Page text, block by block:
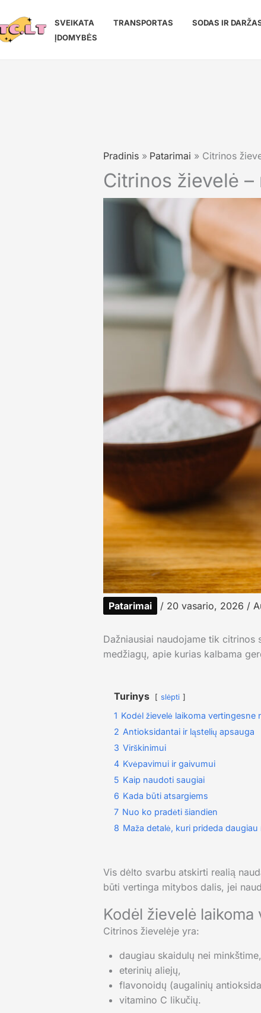
prie
turinio
SVEIKATA TRANSPORTAS SODAS IR
ĮDOMYBĖS
Pradinis Patarimai Citrinos
Citrinos žievelė
Patarimai / 20 vasario, 2026 /
Dažniausiai naudojame tik citrinos
medžiagų, apie kurias kalbama
Turinys slėpti
1 Kodėl žievelė laikoma vertingesne
2 Antioksidantai ir ląstelių apsauga
3 Virškinimui
4 Kvėpavimui ir gaivumui
5 Kaip naudoti saugiai
6 Kada būti atsargiems
7 Nuo ko pradėti šiandien
8 Maža detalė, kuri prideda daugiau
Vis dėlto svarbu atskirti realią
būti vertinga mitybos dalis, jei
Kodėl žievelė
Citrinos žievelėje yra:
daugiau skaidulų nei minkštime,
eterinių aliejų,
flavonoidų (augalinių
vitamino C likučių.